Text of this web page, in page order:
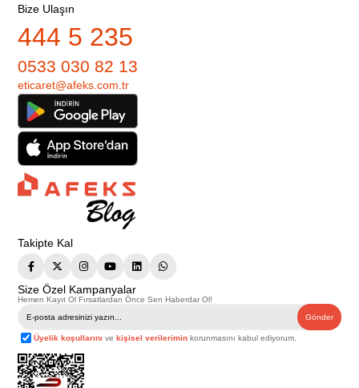
Bize Ulaşın
444 5 235
0533 030 82 13
eticaret@afeks.com.tr
Takipte Kal
Size Özel Kampanyalar
Hemen Kayıt Ol Fırsatlardan Önce Sen Haberdar Ol!
Gönder
Üyelik koşullarını vekişisel verilerimin korunmasını kabul ediyorum.